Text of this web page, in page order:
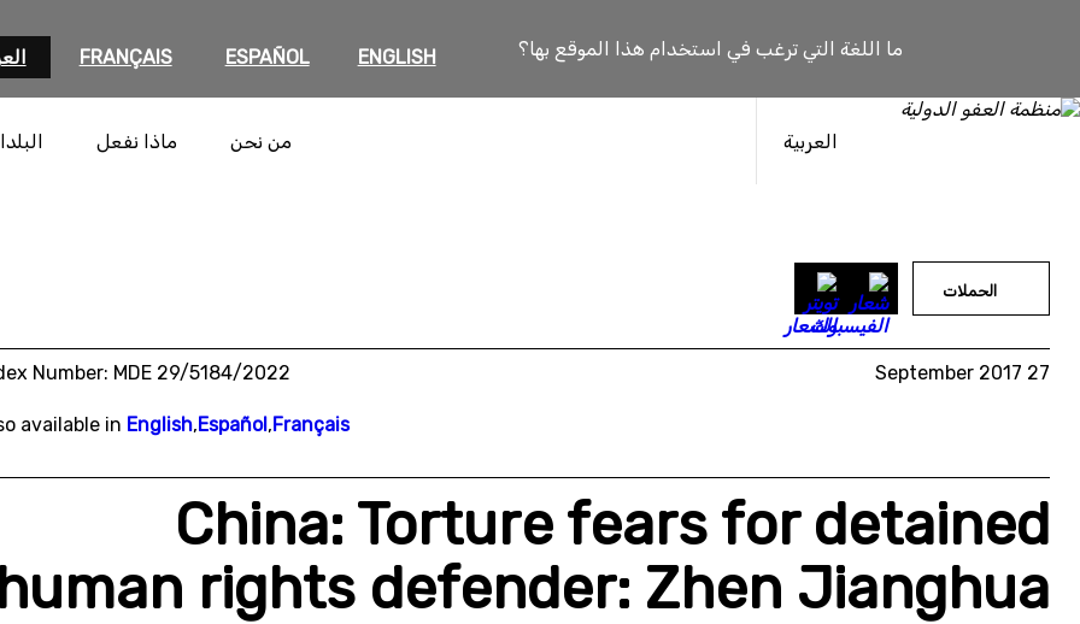
ما اللغة التي ترغب في استخدام هذا الموقع بها؟ ENGLISH
ESPAÑOL
FRANÇAIS
العربية من نحن ماذا نفعل
الحملات
27 September 2017
Number: MDE 29/5184/2022
available in English,Español,Français
China: Torture fears for detained
human rights defender: Zhen Jianghua